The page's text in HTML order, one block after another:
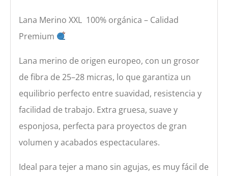
Lana Merino XXL 100% orgánica – Calidad
Premium
Lana merino de origen europeo, con un grosor
de fibra de 25–28 micras, lo que garantiza un
equilibrio perfecto entre suavidad, resistencia y
facilidad de trabajo. Extra gruesa, suave y
esponjosa, perfecta para proyectos de gran
volumen y acabados espectaculares.
Ideal para tejer a mano sin agujas, es muy fácil de